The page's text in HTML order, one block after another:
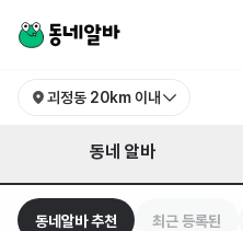
괴정동 20km 이내
동네 알바
동네알바 추천 최근 등록된